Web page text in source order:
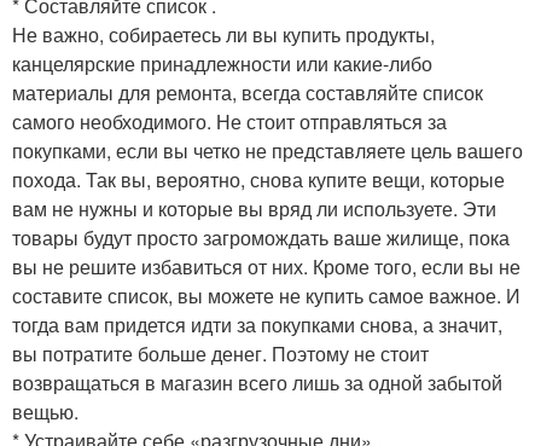
Не важно, собираетесь ли вы купить продукты,
канцелярские принадлежности или какие-либо
материалы для ремонта, всегда составляйте список
самого необходимого. Не стоит отправляться за
покупками, если вы четко не представляете цель вашего
похода. Так вы, вероятно, снова купите вещи, которые
вам не нужны и которые вы вряд ли используете. Эти
товары будут просто загромождать ваше жилище, пока
вы не решите избавиться от них. Кроме того, если вы не
составите список, вы можете не купить самое важное. И
тогда вам придется идти за покупками снова, а значит,
вы потратите больше денег. Поэтому не стоит
возвращаться в магазин всего лишь за одной забытой
вещью.